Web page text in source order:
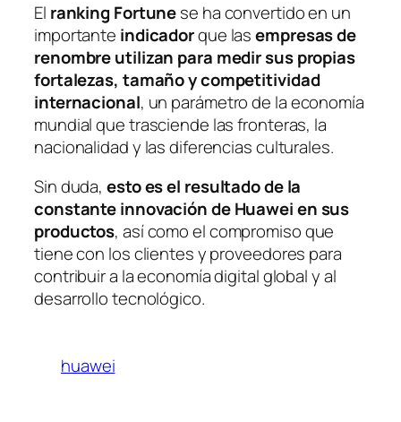
El ranking Fortunese ha convertido en un
importante indicadorque lasempresas de
renombre utilizan para medir sus propias
fortalezas, tamaño y competitividad
internacional, un parámetro de la economía
mundial que trasciende las fronteras, la
nacionalidad y las diferencias culturales.
Sin duda, esto es el resultado de la
constante innovación de Huawei en sus
productos, así como el compromiso que
tiene con los clientes y proveedores para
contribuir a la economía digital global y al
desarrollo tecnológico.
huawei